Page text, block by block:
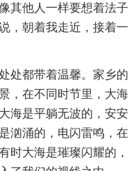
其他人一样要想着法子
，朝着我走近，接着一
处都带着温馨。家乡的
，在不同时节里，大海
海是平躺无波的，安安
汹涌的，电闪雷鸣，在
时大海是璀璨闪耀的，